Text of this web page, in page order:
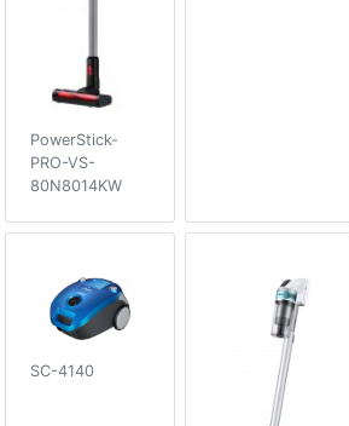
PowerStick-
PRO-VS-
80N8014KW
SC-4140